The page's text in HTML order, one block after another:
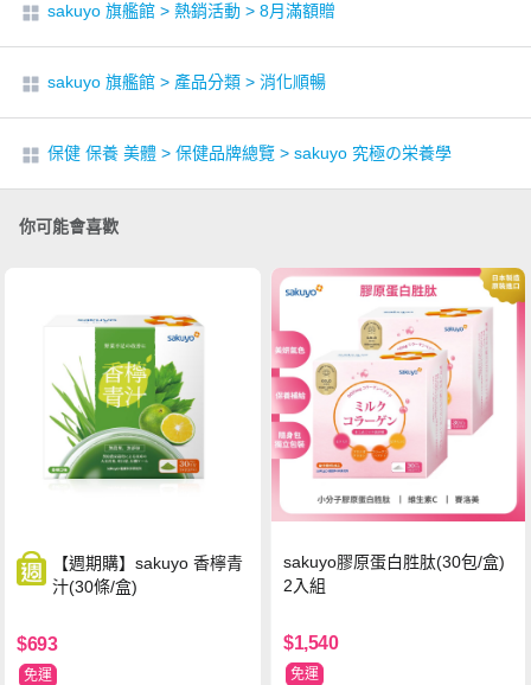
sakuyo 旗艦館 > 熱銷活動 > 8月滿額贈
sakuyo 旗艦館 > 產品分類 > 消化順暢
保健 保養 美體 > 保健品牌總覽 > sakuyo 究極の栄養學
你可能會喜歡
【週期購】sakuyo 香檸青
汁(30條/盒)
$693
免運
sakuyo膠原蛋白胜肽(30包/盒)
2入組
$1,540
免運